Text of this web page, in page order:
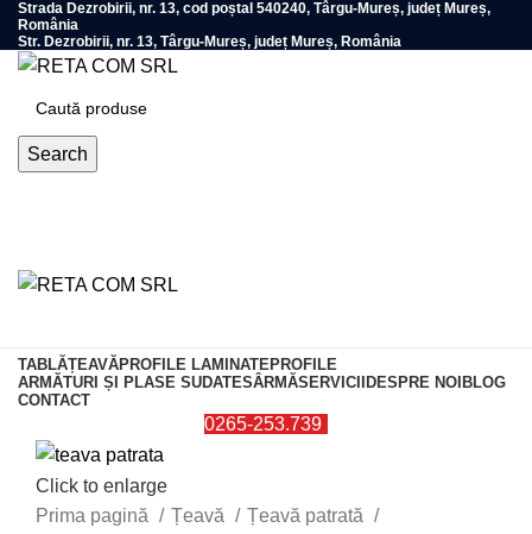
Strada Dezrobirii, nr. 13, cod poștal 540240, Târgu-Mureș, județ Mureș,
România
Str. Dezrobirii, nr. 13, Târgu-Mureș, județ Mureș, România
Search
TABLĂȚEAVĂPROFILE LAMINATEPROFILE
ARMĂTURI ȘI PLASE SUDATESÂRMĂSERVICIIDESPRE NOIBLOG
CONTACT
0265-253.739
Click to enlarge
Prima pagină
Țeavă
Țeavă patrată